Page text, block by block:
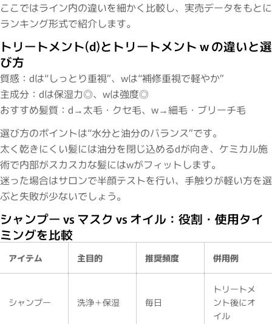
閉じる
ここではライン内の違いを細かく比較し、実売データをもとに
ランキング形式で紹介します。
トリートメント(d)とトリートメント w の違いと選
び方
質感：dは“しっとり重視”、wは“補修重視で軽やか”
主成分：dは保湿力◎、wは強度◎
おすすめ髪質：d→太毛・クセ毛、w→細毛・ブリーチ毛
選び方のポイントは“水分と油分のバランス”です。
太く乾きにくい髪には油分を閉じ込めるdが向き、ケミカル施
術で内部がスカスカな髪にはwがフィットします。
迷った場合はサロンで半顔テストを行い、手触りが軽い方を選
ぶと失敗が少ないでしょう。
シャンプー vs マスク vs オイル：役割・使用タイ
ミングを比較
アイテム 主目的 推奨頻度 併用例
シャンプー 洗浄＋保湿 毎日
トリートメ
ント後にオ
イル